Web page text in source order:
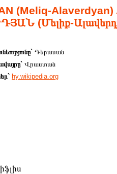
(Meliq-Alaverdyan)
(Մելիք-
Դերասան
Վրաստան
hy.wikipedia.org